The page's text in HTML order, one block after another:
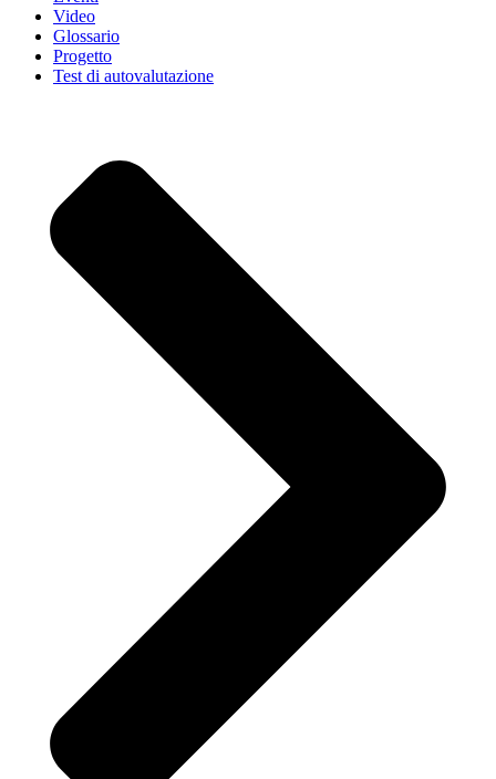
Video
Glossario
Progetto
Test di autovalutazione